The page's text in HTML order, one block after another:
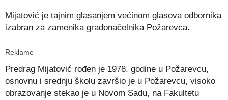
Mijatović je tajnim glasanjem većinom glasova odbornika
izabran za zamenika gradonačelnika Požarevca.
Reklame
Predrag Mijatović rođen je 1978. godine u Požarevcu,
osnovnu i srednju školu završio je u Požarevcu, visoko
obrazovanje stekao je u Novom Sadu, na Fakultetu